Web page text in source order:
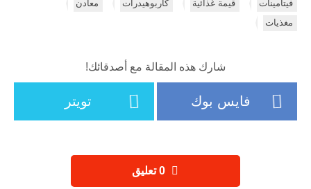
فيتامينات قيمة غذائية كاربوهيدرات
معادن
مغذيات
شارك هذه المقالة مع أصدقائك!
فايس بوك تويتر